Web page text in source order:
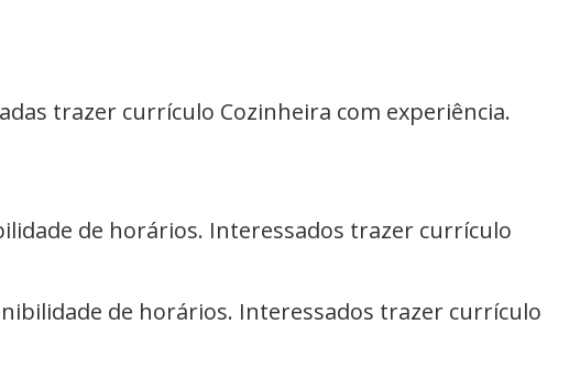
trazer currículo Cozinheira com experiência.
de horários. Interessados trazer currículo
de horários. Interessados trazer currículo